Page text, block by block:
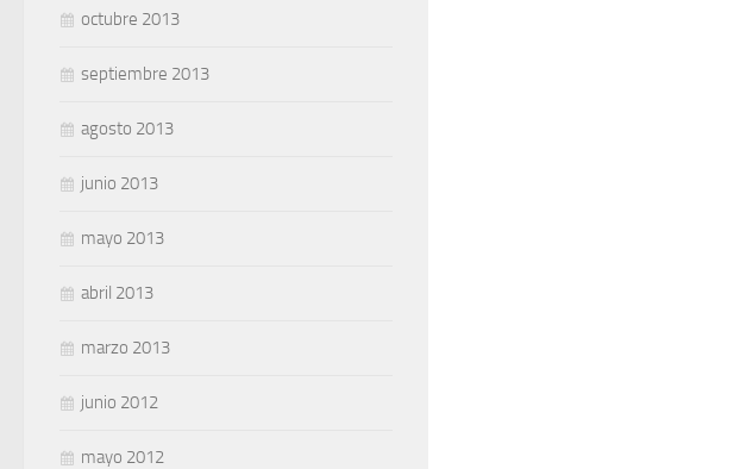
octubre 2013
septiembre 2013
agosto 2013
junio 2013
mayo 2013
abril 2013
marzo 2013
junio 2012
mayo 2012